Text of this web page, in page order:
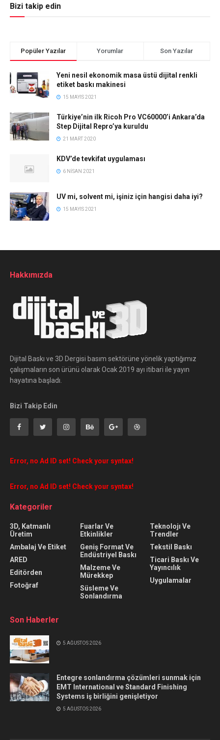
Bizi takip edin
Popüler Yazılar Yorumlar Son Yazılar
Yeni nesil ekonomik masa üstü dijital renkli
etiket baskı makinesi
15 MAYIS 2021
Türkiye’nin ilk Ricoh Pro VC60000’i Ankara’da
Step Dijital Repro’ya kuruldu
21 MART 2020
KDV’de tevkifat uygulaması
6 NISAN 2021
UV mi, solvent mi, işiniz için hangisi daha iyi?
15 MAYIS 2021
Hakkımızda
Dijital Baskı ve 3D Dergisi basım sektörüne yönelik yaptığımız
çalışmaların son ürünü olarak Ocak 2019 ayı itibari ile yayın
hayatına başladı.
Bizi Takip Edin
Error, no Ad ID set! Check your syntax!
Error, no Ad ID set! Check your syntax!
Kategoriler
3D, Katmanlı
Üretim
Ambalaj Ve Etiket
ARED
Editörden
Fotoğraf
Fuarlar Ve
Etkinlikler
Geniş Format Ve
Endüstriyel Baskı
Malzeme Ve
Mürekkep
Süsleme Ve
Sonlandırma
Teknolojı Ve
Trendler
Tekstil Baskı
Ticari Baskı Ve
Yayıncılık
Uygulamalar
Son Haberler
5 AĞUSTOS 2026
Entegre sonlandırma çözümleri sunmak için
EMT International ve Standard Finishing
Systems iş birliğini genişletiyor
5 AĞUSTOS 2026